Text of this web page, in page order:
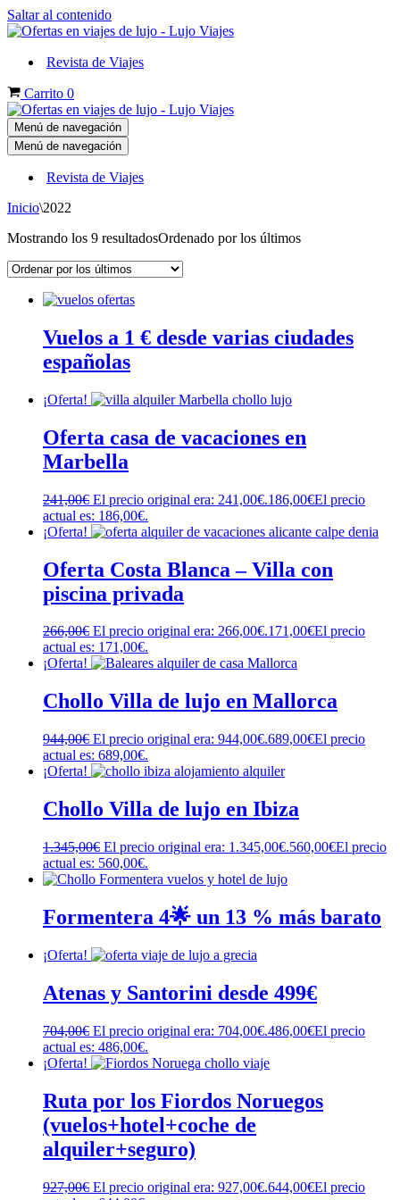
Saltar al contenido
Revista de Viajes
Carrito 0
Menú de navegación
Menú de navegación
Revista de Viajes
Inicio\2022
Mostrando los 9 resultadosOrdenado por los últimos
Vuelos a 1 € desde varias ciudades
españolas
¡Oferta!
Oferta casa de vacaciones en
Marbella
241,00€ El precio original era: 241,00€.186,00€El precio
actual es: 186,00€.
¡Oferta!
Oferta Costa Blanca – Villa con
piscina privada
266,00€ El precio original era: 266,00€.171,00€El precio
actual es: 171,00€.
¡Oferta!
Chollo Villa de lujo en Mallorca
944,00€ El precio original era: 944,00€.689,00€El precio
actual es: 689,00€.
¡Oferta!
Chollo Villa de lujo en Ibiza
1.345,00€ El precio original era: 1.345,00€.560,00€El precio
actual es: 560,00€.
Formentera 4🌟 un 13 % más barato
¡Oferta!
Atenas y Santorini desde 499€
704,00€ El precio original era: 704,00€.486,00€El precio
actual es: 486,00€.
¡Oferta!
Ruta por los Fiordos Noruegos
(vuelos+hotel+coche de
alquiler+seguro)
927,00€ El precio original era: 927,00€.644,00€El precio